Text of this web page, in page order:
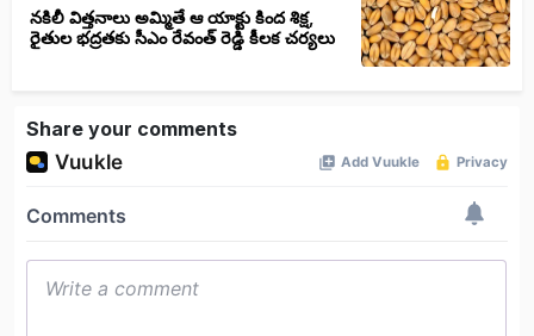
నకిలీ విత్తనాలు అమ్మితే ఆ యాక్టు కింద శిక్ష,
రైతుల భద్రతకు సీఎం రేవంత్ రెడ్డి కీలక చర్యలు
Share your comments